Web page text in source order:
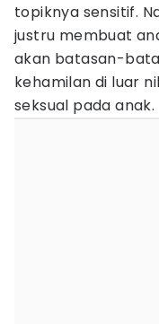
topiknya sensitif.
justru membuat
akan batasan-
kehamilan di luar
seksual pada anak.